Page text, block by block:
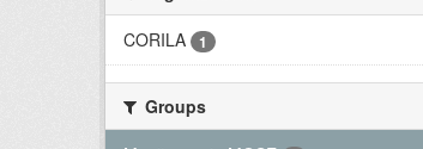
CORILA
1
Groups